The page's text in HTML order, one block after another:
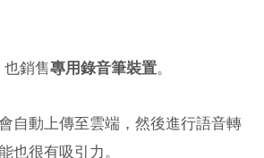
銷售專用錄音筆裝置。
自動上傳至雲端，然後進行語音轉
也很有吸引力。